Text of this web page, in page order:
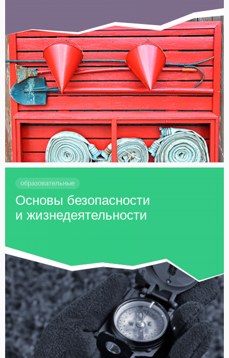
образовательные
Основы безопасности
и жизнедеятельности